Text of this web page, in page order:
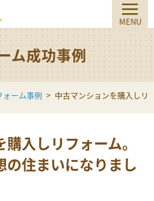
ム成功事例
ォーム事例 中古マンションを購入しリ
入しリフォーム。
の住まいになりまし